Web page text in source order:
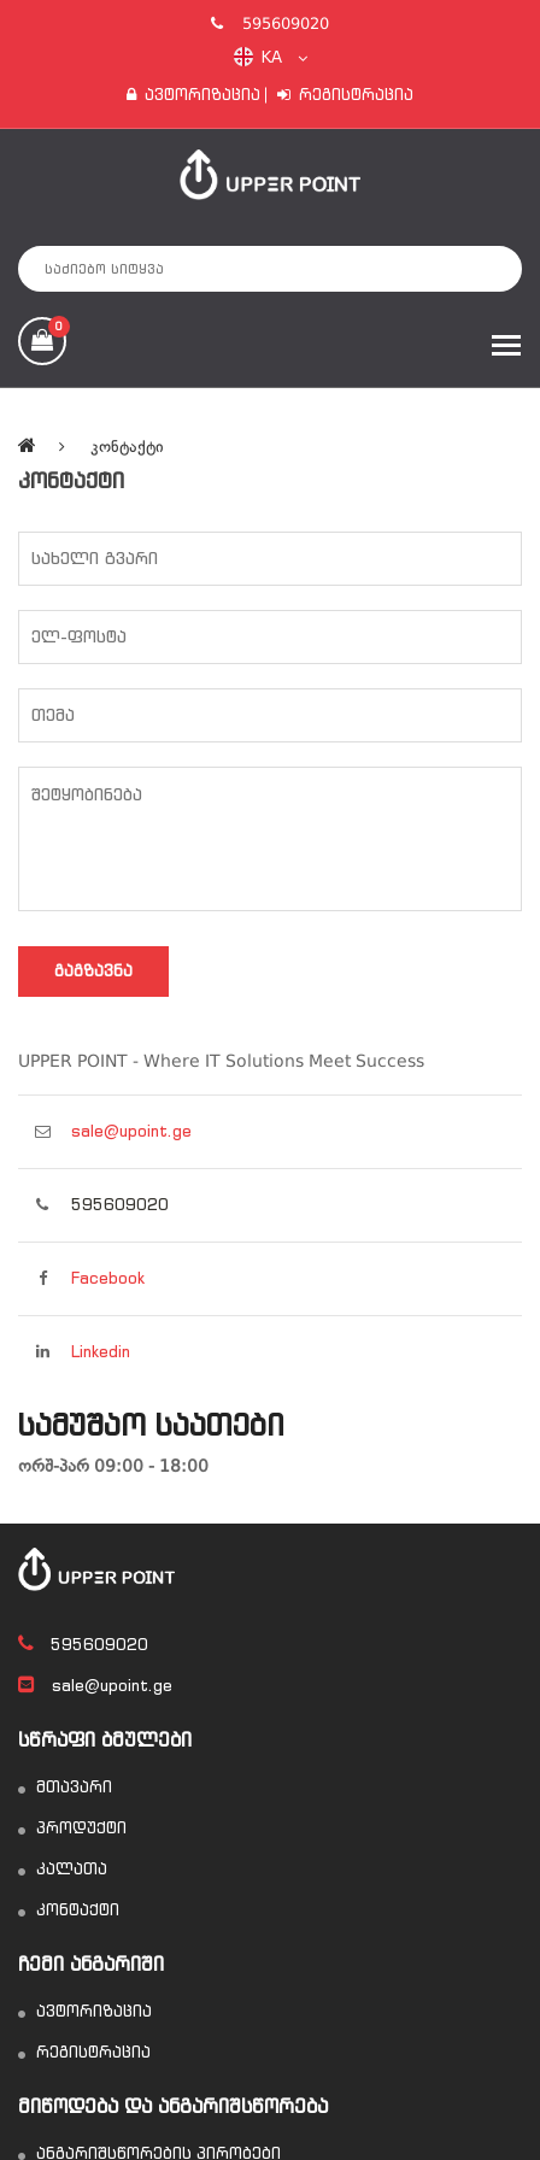
595609020
KA
Ავტორიზაცია
Რეგისტრაცია
0
Კონტაქტი
ᲙᲝᲜᲢᲐᲥᲢᲘ
ᲒᲐᲒᲖᲐᲕᲜᲐ
UPPER POINT - Where IT Solutions Meet Success
sale@upoint.ge
595609020
Facebook
Linkedin
სამუშაო საათები
ორშ-პარ 09:00 - 18:00
595609020
sale@upoint.ge
ᲡᲬᲠᲐᲤᲘ ᲑᲛᲣᲚᲔᲑᲘ
მთავარი
პროდუქტი
კალათა
კონტაქტი
ᲩᲔᲛᲘ ᲐᲜᲒᲐᲠᲘᲨᲘ
ავტორიზაცია
რეგისტრაცია
ᲛᲘᲬᲝᲓᲔᲑᲐ ᲓᲐ ᲐᲜᲒᲐᲠᲘᲨᲡᲬᲝᲠᲔᲑᲐ
ანგარიშსწორების პირობები